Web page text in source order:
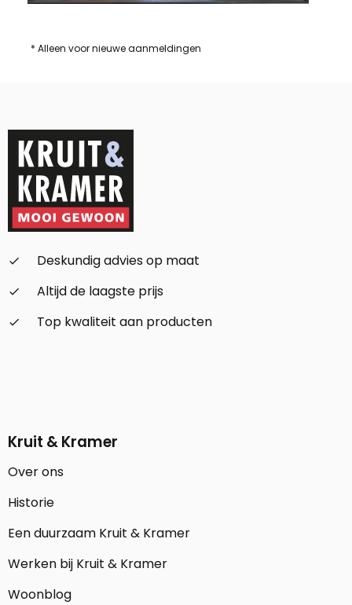
* Alleen voor nieuwe aanmeldingen
check_small
Deskundig advies op maat
check_small
Altijd de laagste prijs
check_small
Top kwaliteit aan producten
Kruit & Kramer
Over ons
Historie
Een duurzaam Kruit & Kramer
Werken bij Kruit & Kramer
Woonblog